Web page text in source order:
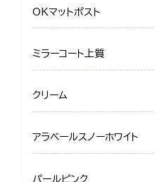
OKマットポスト
ミラーコート上質
クリーム
アラベールスノーホワイト
パールピンク